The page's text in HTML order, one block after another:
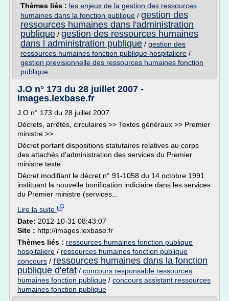
Thèmes liés : les enjeux de la gestion des ressources
humaines dans la fonction publique / gestion des
ressources humaines dans l'administration
publique / gestion des ressources humaines
dans l administration publique / gestion des
ressources humaines fonction publique hospitaliere /
gestion previsionnelle des ressources humaines fonction
publique
J.O n° 173 du 28 juillet 2007 -
images.lexbase.fr
J.O n° 173 du 28 juillet 2007
Décrets, arrêtés, circulaires >> Textes généraux >> Premier
ministre >>
Décret portant dispositions statutaires relatives au corps
des attachés d'administration des services du Premier
ministre texte
Décret modifiant le décret n° 91-1058 du 14 octobre 1991
instituant la nouvelle bonification indiciaire dans les services
du Premier ministre (services...
Lire la suite
Date: 2012-10-31 08:43:07
Site : http://images.lexbase.fr
Thèmes liés : ressources humaines fonction publique
hospitaliere / ressources humaines fonction publique
concours / ressources humaines dans la fonction
publique d'etat / concours responsable ressources
humaines fonction publique / concours assistant ressources
humaines fonction publique